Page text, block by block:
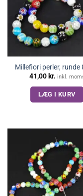
Millefiori perler, runde
41,00 kr. inkl.
LÆG I KURV